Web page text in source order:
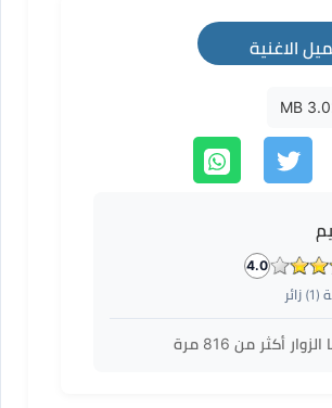
الاغنية
3.02
4.0
(
1) زائر
أكثر من 816 مرة